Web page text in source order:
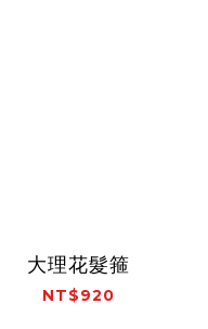
大理花髮箍
NT$920